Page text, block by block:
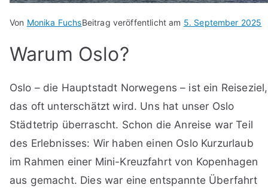
Von Monika FuchsBeitrag veröffentlicht am 5. September 2025
Warum Oslo?
Oslo – die Hauptstadt Norwegens – ist ein Reiseziel,
das oft unterschätzt wird. Uns hat unser Oslo
Städtetrip überrascht. Schon die Anreise war Teil
des Erlebnisses: Wir haben einen Oslo Kurzurlaub
im Rahmen einer Mini-Kreuzfahrt von Kopenhagen
aus gemacht. Dies war eine entspannte Überfahrt